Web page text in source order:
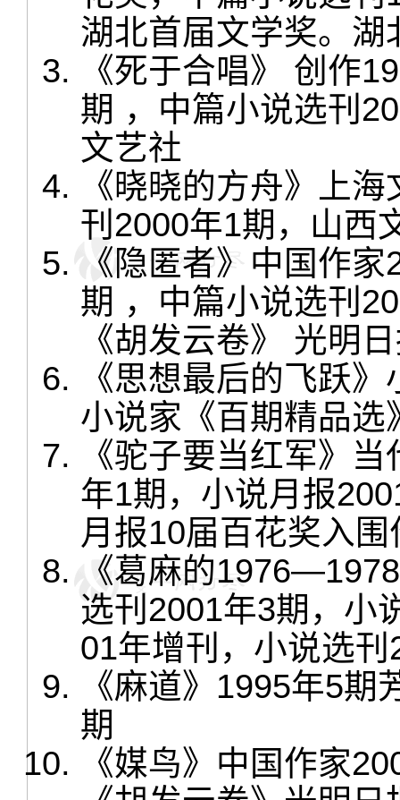
湖北首届文学奖。湖
《死于合唱》 创作
期 ，中篇小说选刊
文艺社
《晓晓的方舟》上
刊2000年1期，山西
《隐匿者》中国作
期 ，中篇小说选刊
《胡发云卷》 光明
《思想最后的飞跃
小说家《百期精品选
《驼子要当红军》
年1期，小说月报
月报10届百花奖入
《葛麻的
选刊2001年3期，小
01年增刊，小说选刊
《麻道》1995年5
期
《媒鸟》中国作家